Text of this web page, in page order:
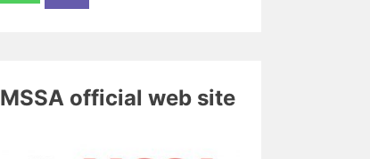
MSSA official web site